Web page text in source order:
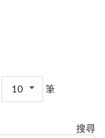
10 筆
搜尋